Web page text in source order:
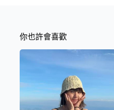
你也許會喜歡